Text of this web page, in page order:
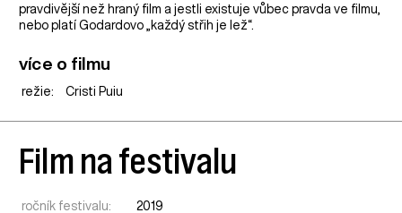
pravdivější než hraný film a jestli existuje vůbec pravda ve filmu,
nebo platí Godardovo „každý střih je lež“.
více o filmu
režie: Cristi Puiu
Film na festivalu
ročník festivalu:
2019